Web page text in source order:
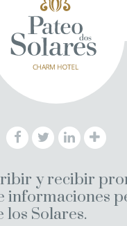
y recibir
informaciones
los Solares.